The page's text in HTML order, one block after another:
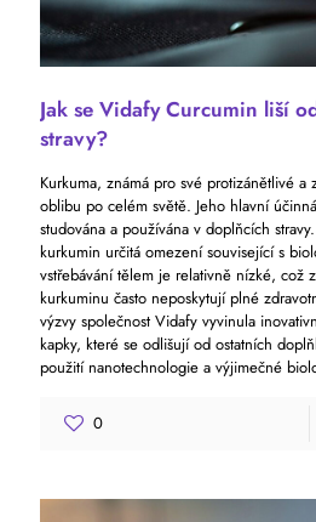
Jak se Vidafy Curcumin liší
stravy?
Kurkuma, známá pro své protizánětlivé a
oblibu po celém světě. Jeho hlavní
studována a používána v doplňcích
kurkumin určitá omezení související s
vstřebávání tělem je relativně nízké, což
kurkuminu často neposkytují plné
výzvy společnost Vidafy vyvinula
kapky, které se odlišují od ostatních
použití nanotechnologie a výjimečné
0